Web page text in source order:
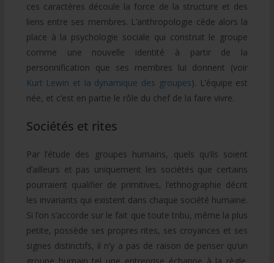
ces caractères découle la force de la structure et des
liens entre ses membres. L’anthropologie cède alors la
place à la psychologie sociale qui construit le groupe
comme une nouvelle identité à partir de la
personnification que ses membres lui donnent (voir
Kurt Lewin et la dynamique des groupes). L’équipe est
née, et c’est en partie le rôle du chef de la faire vivre.
Sociétés et rites
Par l’étude des groupes humains, quels qu’ils soient
d’ailleurs et pas uniquement les sociétés que certains
pourraient qualifier de primitives, l’ethnographie décrit
les invariants qui existent dans chaque société humaine.
Si l’on s’accorde sur le fait que toute tribu, même la plus
petite, possède ses propres rites, ses croyances et ses
signes distinctifs, il n’y a pas de raison de penser qu’un